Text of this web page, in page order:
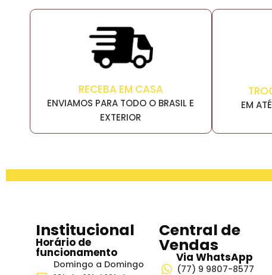
RECEBA EM CASA
ENVIAMOS PARA TODO O BRASIL E
EXTERIOR
EM
Institucional
Horário de
funcionamento
Domingo a Domingo
Central de
Vendas
Via WhatsApp
(77) 9 9807-8577